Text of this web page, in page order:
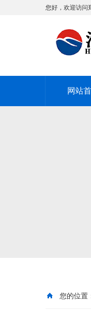
您好，欢迎访问
网站
您的位置